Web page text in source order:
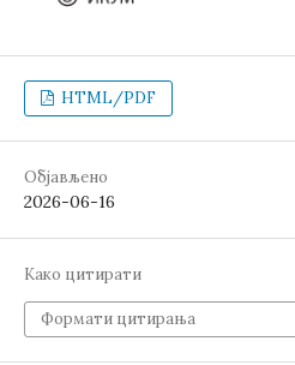
HTML/PDF
Објављено
2026-06-16
Како цитирати
Формати цитирања